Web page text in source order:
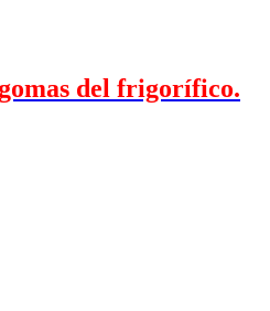
del frigorífico.